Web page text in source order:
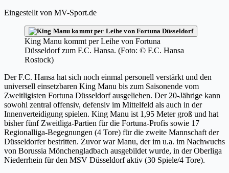
Eingestellt von MV-Sport.de
King Manu kommt per Leihe von Fortuna
Düsseldorf zum F.C. Hansa. (Foto: © F.C. Hansa
Rostock)
Der F.C. Hansa hat sich noch einmal personell verstärkt und den
universell einsetzbaren King Manu bis zum Saisonende vom
Zweitligisten Fortuna Düsseldorf ausgeliehen. Der 20-Jährige kann
sowohl zentral offensiv, defensiv im Mittelfeld als auch in der
Innenverteidigung spielen. King Manu ist 1,95 Meter groß und hat
bisher fünf Zweitliga-Partien für die Fortuna-Profis sowie 17
Regionalliga-Begegnungen (4 Tore) für die zweite Mannschaft der
Düsseldorfer bestritten. Zuvor war Manu, der im u.a. im Nachwuchs
von Borussia Mönchengladbach ausgebildet wurde, in der Oberliga
Niederrhein für den MSV Düsseldorf aktiv (30 Spiele/4 Tore).